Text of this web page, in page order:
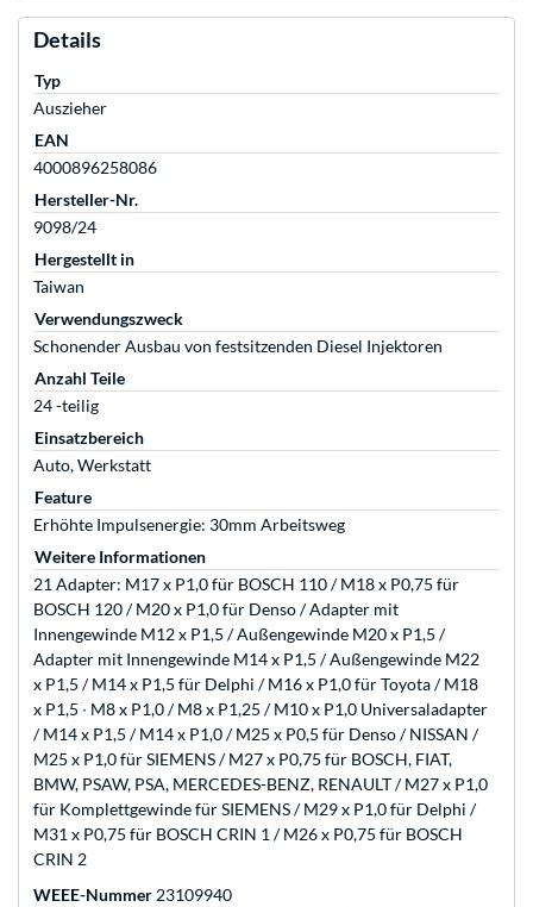
Details
Typ
Auszieher
EAN
4000896258086
Hersteller-Nr.
9098/24
Hergestellt in
Taiwan
Verwendungszweck
Schonender Ausbau von festsitzenden Diesel Injektoren
Anzahl Teile
24 -teilig
Einsatzbereich
Auto, Werkstatt
Feature
Erhöhte Impulsenergie: 30mm Arbeitsweg
Weitere Informationen
21 Adapter: M17 x P1,0 für BOSCH 110 / M18 x P0,75 für
BOSCH 120 / M20 x P1,0 für Denso / Adapter mit
Innengewinde M12 x P1,5 / Außengewinde M20 x P1,5 /
Adapter mit Innengewinde M14 x P1,5 / Außengewinde M22
x P1,5 / M14 x P1,5 für Delphi / M16 x P1,0 für Toyota / M18
x P1,5 ∙ M8 x P1,0 / M8 x P1,25 / M10 x P1,0 Universaladapter
/ M14 x P1,5 / M14 x P1,0 / M25 x P0,5 für Denso / NISSAN /
M25 x P1,0 für SIEMENS / M27 x P0,75 für BOSCH, FIAT,
BMW, PSAW, PSA, MERCEDES-BENZ, RENAULT / M27 x P1,0
für Komplettgewinde für SIEMENS / M29 x P1,0 für Delphi /
M31 x P0,75 für BOSCH CRIN 1 / M26 x P0,75 für BOSCH
CRIN 2
WEEE-Nummer 23109940